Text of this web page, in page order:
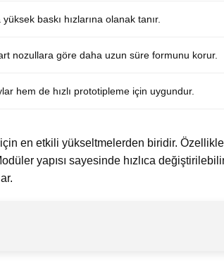
baskı hızlarına olanak tanır.
nozullara göre daha uzun süre formunu korur.
hem de hızlı prototipleme için uygundur.
en etkili yükseltmelerden biridir.
yapısı sayesinde hızlıca